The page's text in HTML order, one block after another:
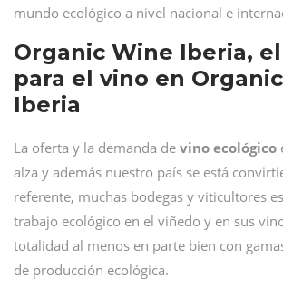
mundo ecológico a nivel nacional e
Organic Wine Iberia,
para el vino en
Iberia
La oferta y la demanda de vino ecológico
alza y además nuestro país se está
referente, muchas bodegas y viticultores
trabajo ecológico en el viñedo y en sus
totalidad al menos en parte bien con
de producción ecológica.